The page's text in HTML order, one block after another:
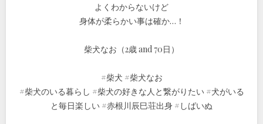
よくわからないけど
身体が柔らかい事は確か…！
柴犬なお（2歳 and 70日）
#柴犬 #柴犬なお
#柴犬のいる暮らし #柴犬の好きな人と繋がりたい #犬がいる
と毎日楽しい #赤根川辰巳荘出身 #しばいぬ